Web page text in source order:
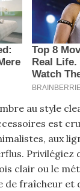
au style
est
aux
Privilégiez
clair ou le
de fraîcheur et